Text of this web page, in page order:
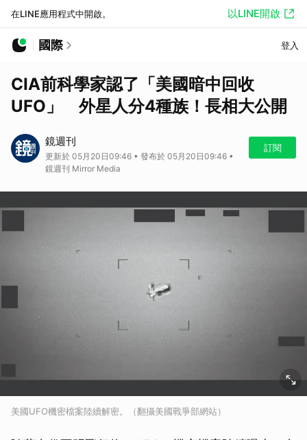
在LINE應用程式中開啟。 以LINE開啟
國際 登入
CIA前科學家認了「美國暗中回收
UFO」 外星人分4種族！長相大公開
鏡週刊
更新於 05月20日09:46 • 發布於 05月20日09:46 •
鏡週刊 Mirror Media
訂閱
美國UFO機密檔案陸續解密。（翻攝美國戰爭部網站）